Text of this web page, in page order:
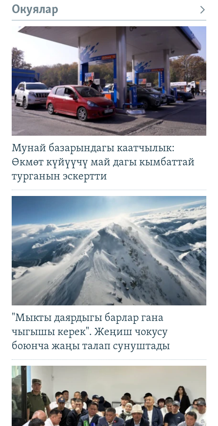
Окуялар
Мунай базарындагы каатчылык:
Өкмөт күйүүчү май дагы кымбаттай
турганын эскертти
"Мыкты даярдыгы барлар гана
чыгышы керек". Жеңиш чокусу
боюнча жаңы талап сунуштады